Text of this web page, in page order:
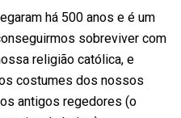
há 500 anos e é um
sobreviver com
religião católica, e
costumes dos nossos
antigos regedores (o